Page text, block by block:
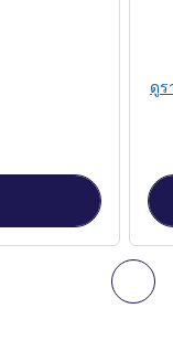
ถั
with 1 double bed
ดูร